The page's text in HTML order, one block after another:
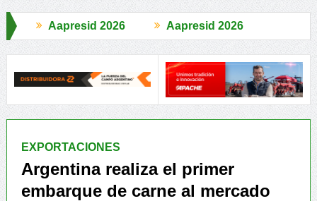
Aapresid 2026
Jáuregui Lorda comercializó 4.870 cabezas El Congreso
EXPORTACIONES
Argentina realiza el primer
embarque de carne al mercado